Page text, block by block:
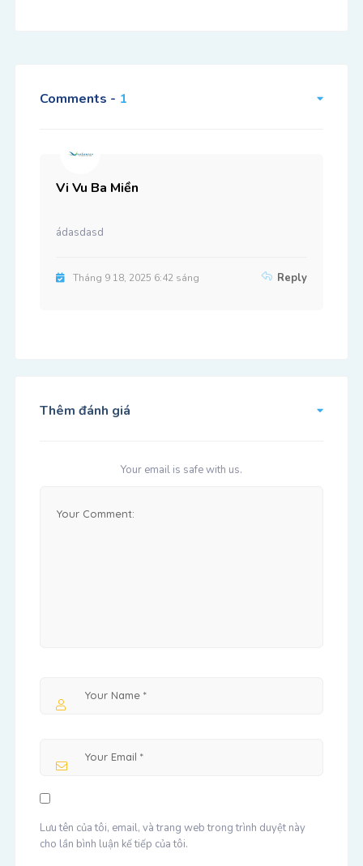
Comments - 1
Vi Vu Ba Miền
ádasdasd
Tháng 9 18, 2025 6:42 sáng Reply
Thêm đánh giá
Your email is safe with us.
Lưu tên của tôi, email, và trang web trong trình duyệt này
cho lần bình luận kế tiếp của tôi.